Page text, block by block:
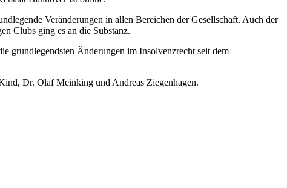
Veränderungen in allen Bereichen der Gesellschaft. Auch der
Clubs ging es an die Substanz.
grundlegendsten Änderungen im Insolvenzrecht seit dem
Dr. Olaf Meinking und Andreas Ziegenhagen.